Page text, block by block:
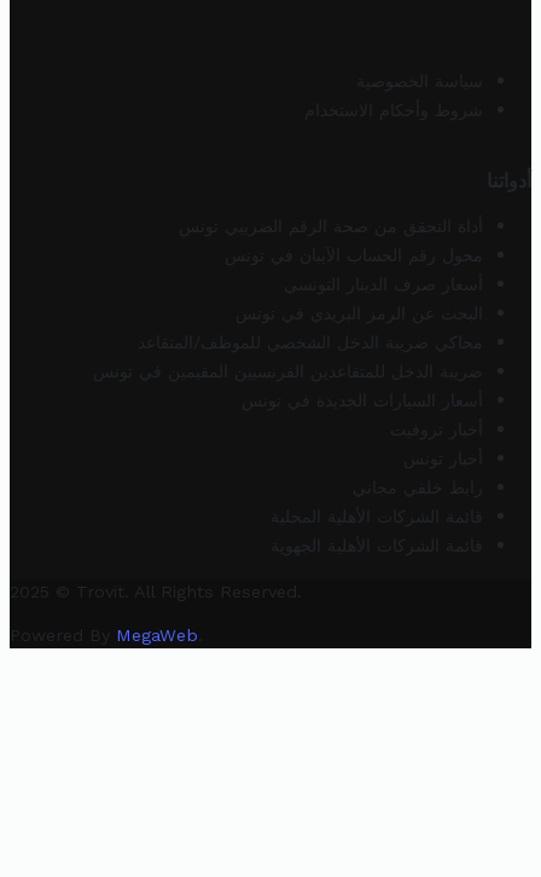
سياسة الخصوصية
شروط وأحكام الاستخدام
أدواتنا
أداة التحقق من صحة الرقم الضريبي تونس
محول رقم الحساب الآيبان في تونس
أسعار صرف الدينار التونسي
البحث عن الرمز البريدي في تونس
محاكي ضريبة الدخل الشخصي للموظف/المتقاعد
ضريبة الدخل للمتقاعدين الفرنسيين المقيمين في تونس
أسعار السيارات الجديدة في تونس
أخبار تروفيت
أخبار تونس
رابط خلفي مجاني
قائمة الشركات الأهلية المحلية
قائمة الشركات الأهلية الجهوية
2025 © Trovit. All Rights Reserved.
Powered By MegaWeb